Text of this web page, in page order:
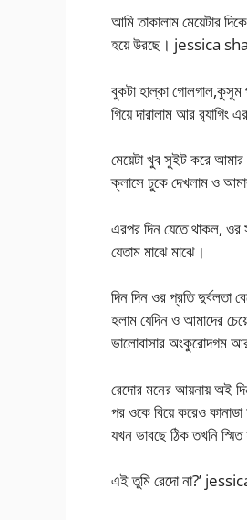
আমি তাকালাম মেয়েটার
হয়ে উরছে। jessica
বুকটা হাল্কা গোলগাল,কুসুম
গিয়ে দারালাম আর র‍্যাগিং
মেয়েটা খুব সুইট করে আমার
ক্লাসে ঢুকে দেখলাম ও
এরপর দিন যেতে থাকল, ওর
যেতাম মাঝে মাঝে।
দিন দিন ওর প্রতি
হলাম যেদিন ও আমাদের
ভালোবাসার অংকুরোদগম
রেদোর মনের আয়নায় অই
পর ওকে বিয়ে করেও
যখন ভাবছে ঠিক তখনি
এই তুমি রেদো না?’